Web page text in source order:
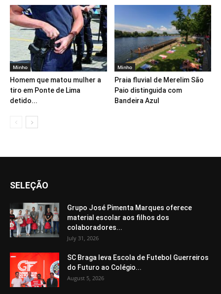
Minho
Homem que matou mulher a
tiro em Ponte de Lima
detido...
Minho
Praia fluvial de Merelim São
Paio distinguida com
Bandeira Azul
SELEÇÃO
Grupo José Pimenta Marques oferece
material escolar aos filhos dos
colaboradores...
July 31, 2026
SC Braga leva Escola de Futebol Guerreiros
do Futuro ao Colégio...
August 5, 2026